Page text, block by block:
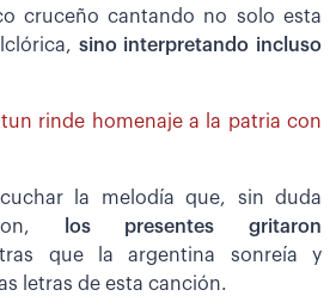
cruceño cantando no solo esta
sino interpretando incluso
rinde homenaje a la patria con
la melodía que, sin duda
los presentes gritaron
que la argentina sonreía y
letras de esta canción.